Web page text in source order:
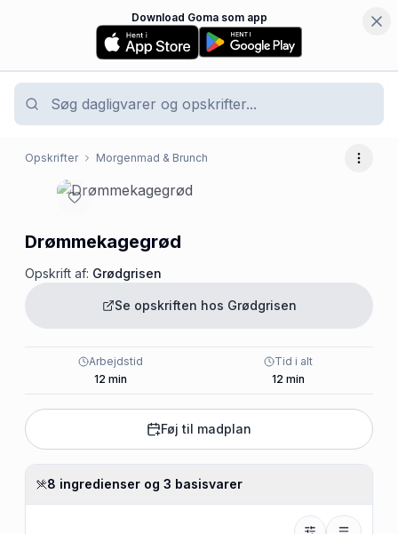
Download Goma som app
Opskrifter Morgenmad & Brunch Flere
Drømmekagegrød
Opskrift af: Grødgrisen
Se opskriften hos Grødgrisen
Arbejdstid
12 min
Tid i alt
12 min
Føj til madplan
8 ingredienser og 3 basisvarer